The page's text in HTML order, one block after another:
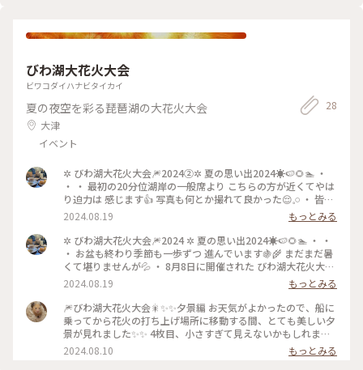
迫力です✨
びわ湖大花火大会
ビワコダイハナビタイカイ
夏の夜空を彩る琵琶湖の大花火大会
大津
イベント
28
✲ びわ湖大花火大会🎆2024②✲ 夏の思い出2024☀️🍉🌻🏊 ・
・ ・ 最初の20分位湖岸の一般席より こちらの方が近くてやは
り迫力は 感じます👍 写真も何とか撮れて良かった😌𓈒𓏸 ・ 皆さ
んマナーが良い印象です✨️ どことは言いませんが綺麗けど あ
んまり行きたくないです💦 ✼••┈┈┈┈┈••✼••┈┈┈┈┈••✼
#びわ湖大花火大会2024 #花火大会#打上げ花火 #fireworks#
びわ湖#夏の思い出 #滋賀のええとこ#ことりっぷ滋賀 #ことり
っぷ旅2024
2024.08.19
もっとみる
✲ びわ湖大花火大会🎆2024 ✲ 夏の思い出2024☀️🍉🌻🏊 ・ ・
・ お盆も終わり季節も一歩ずつ 進んでいます🍇🌾 まだまだ暑
くて堪りませんが💦 ・ 8月8日に開催された びわ湖大花火大会
🎆 何年ぶりかに楽しみました😊 関西の花火大会の中でも 好き
な花火です😘 ・ 高台から知り合いのご自宅より 見切れてて動
画の方が綺麗ですが…。 美しくて感動しました🥹💖
✼••┈┈┈┈┈••✼••┈┈┈┈┈••✼ #びわ湖大花火大会2024 #
花火大会#打上げ花火 #fireworks#びわ湖#夏の思い出 #滋賀の
2024.08.19
もっとみる
🎆びわ湖大花火大会🎇✨✨夕景編 お天気がよかったので、船に
乗ってから花火の打ち上げ場所に移動する間、とても美しい夕
景が見れました✨✨ 4枚目、小さすぎて見えないかもしれませ
んが、三日月もくっきり見えました🌙 #ことりっぷ旅2024 #透
明の世界 #滋賀 #大津市 #びわ湖大花火大会 #夕景 #三日月も🌙
2024.08.10 もっとみる